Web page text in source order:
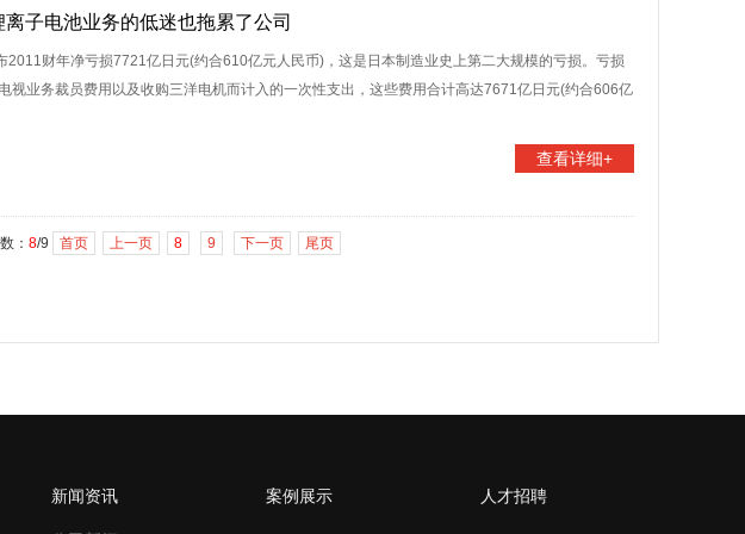
离子电池业务的低迷也拖累了公司
2011财年净亏损7721亿日元(约合610亿元人民币)，这是日本制造业史上第二大规模的亏损。亏损
视业务裁员费用以及收购三洋电机而计入的一次性支出，这些费用合计高达7671亿日元(约合606亿
查看详细+
： 8/9 首页 上一页 8 9 下一页 尾页
新闻资讯 案例展示 人才招聘